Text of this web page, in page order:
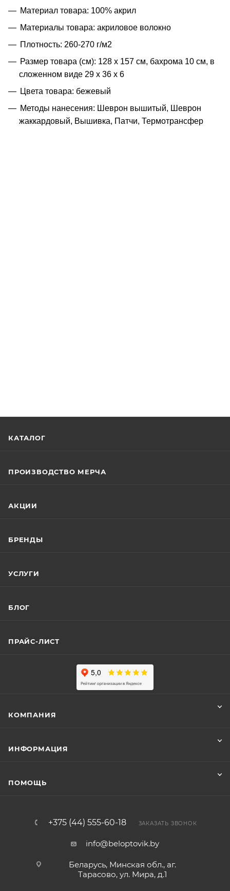
Материал товара: 100% акрил
Материалы товара: акриловое волокно
Плотность: 260-270 г/м2
Размер товара (см): 128 х 157 см, бахрома 10 см, в
сложенном виде 29 х 36 х 6
Цвета товара: бежевый
Методы нанесения: Шеврон вышитый, Шеврон
жаккардовый, Вышивка, Патчи, Термотрансфер
КАТАЛОГ
ПРОИЗВОДСТВО МЕРЧА
АКЦИИ
БРЕНДЫ
УСЛУГИ
БЛОГ
ПРАЙС-ЛИСТ
КОМПАНИЯ
ИНФОРМАЦИЯ
ПОМОЩЬ
+375 (44) 555-60-18 ЗАКАЗАТЬ ЗВОНОК
info@beloptovik.by
Беларусь, Минская обл., аг.
Тарасово, ул. Мира, д.1